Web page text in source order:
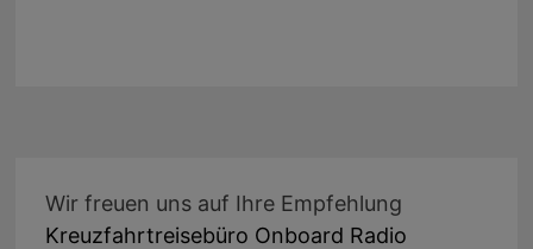
Wir freuen uns auf Ihre Empfehlung
Kreuzfahrtreisebüro Onboard Radio